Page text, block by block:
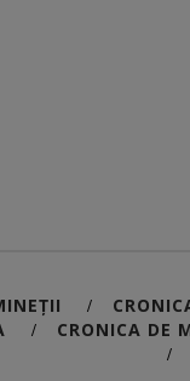
/
/ CRONICA DE
/